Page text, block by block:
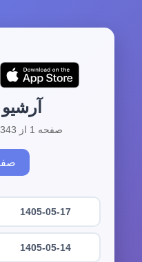
صفحه 1 از 343 | مجموع 3425 آرشیو
1405-05-17
1405-05-14